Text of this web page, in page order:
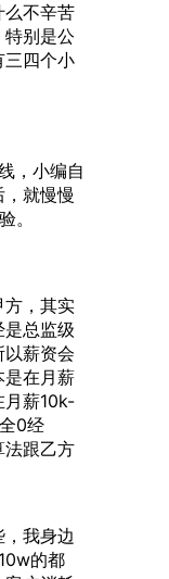
么不辛苦
特别是公
三四个小
，小编自
就慢慢
。
方，其实
总监级
薪资会
是在月薪
薪10k-
0经
法跟乙方
我身边
的都